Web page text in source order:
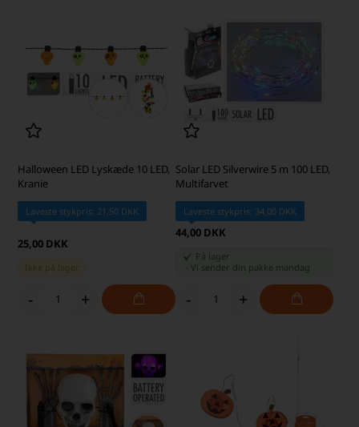
Halloween LED Lyskæde 10 LED,
Kranie
Laveste stykpris: 21,50 DKK
25,00 DKK
Ikke på lager
- +
Solar LED Silverwire 5 m 100 LED,
Multifarvet
Laveste stykpris: 34,00 DKK
44,00 DKK
På lager
Vi sender din pakke mandag
- +